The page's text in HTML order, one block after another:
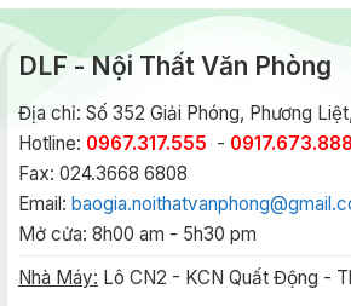
DLF - Nội Thất Văn Phòng
Địa chỉ: Số 352 Giải Phóng, Phương
Hotline: 0967.317.555 - 0917.673.888
Fax: 024.3668 6808
Email:
Mở cửa: 8h00 am - 5h30 pm
Nhà Máy: Lô CN2 - KCN Quất Động -